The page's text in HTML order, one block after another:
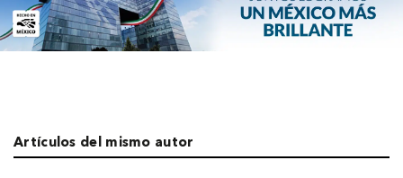
Artículos del mismo autor